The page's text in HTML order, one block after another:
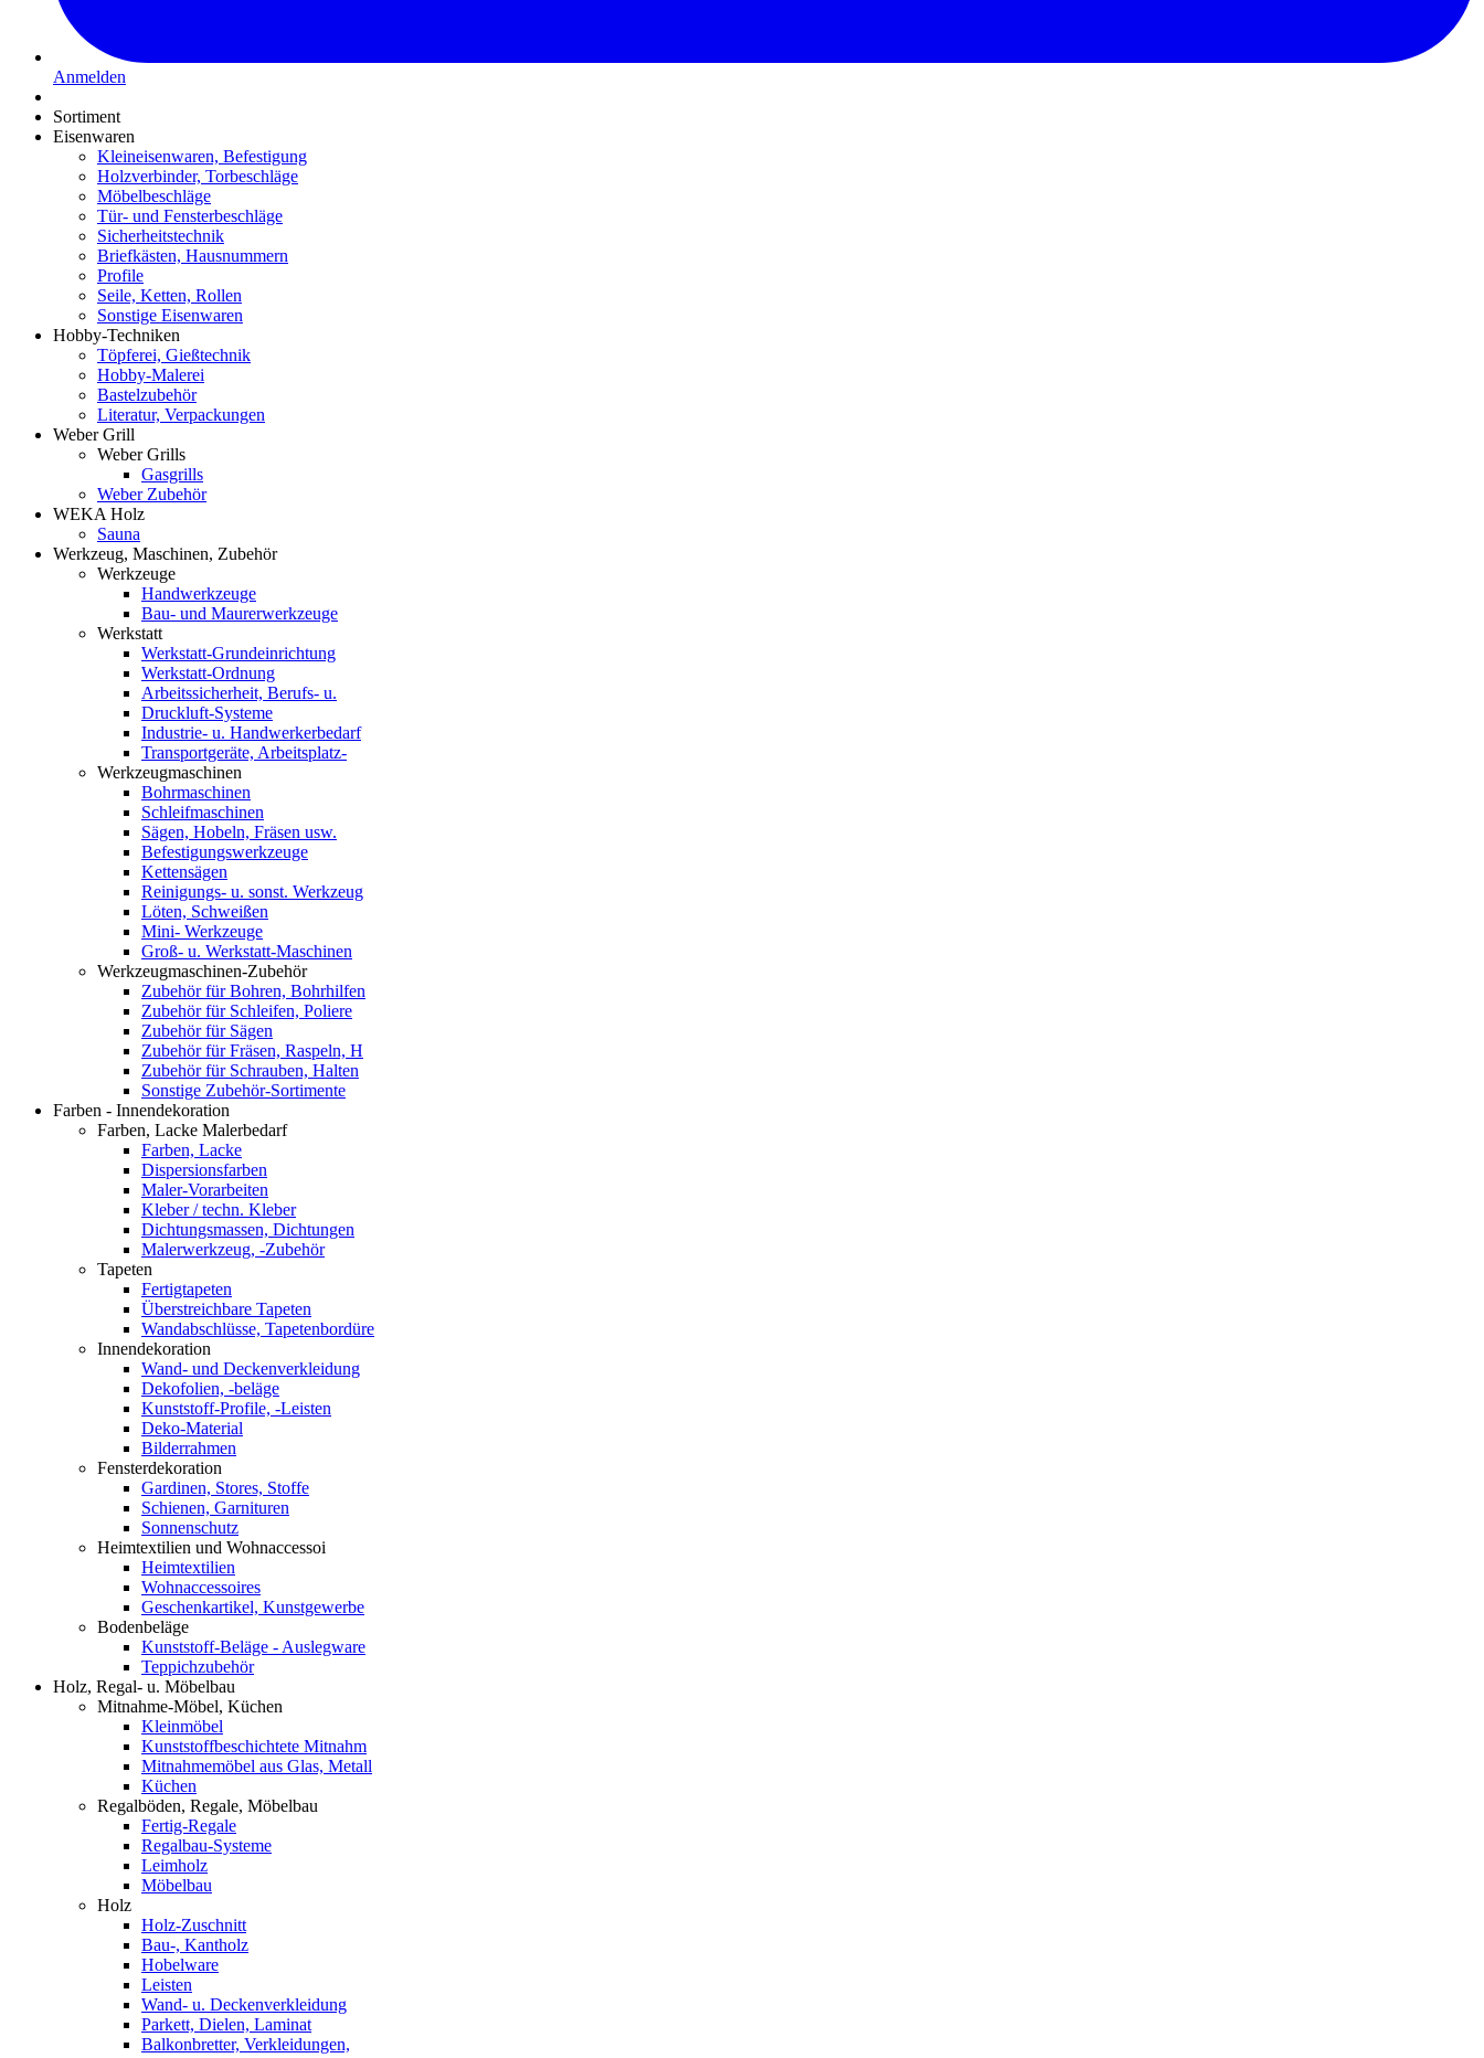
Anmelden
Sortiment
Eisenwaren
Kleineisenwaren, Befestigung
Holzverbinder, Torbeschläge
Möbelbeschläge
Tür- und Fensterbeschläge
Sicherheitstechnik
Briefkästen, Hausnummern
Profile
Seile, Ketten, Rollen
Sonstige Eisenwaren
Hobby-Techniken
Töpferei, Gießtechnik
Hobby-Malerei
Bastelzubehör
Literatur, Verpackungen
Weber Grill
Weber Grills
Gasgrills
Weber Zubehör
WEKA Holz
Sauna
Werkzeug, Maschinen, Zubehör
Werkzeuge
Handwerkzeuge
Bau- und Maurerwerkzeuge
Werkstatt
Werkstatt-Grundeinrichtung
Werkstatt-Ordnung
Arbeitssicherheit, Berufs- u.
Druckluft-Systeme
Industrie- u. Handwerkerbedarf
Transportgeräte, Arbeitsplatz-
Werkzeugmaschinen
Bohrmaschinen
Schleifmaschinen
Sägen, Hobeln, Fräsen usw.
Befestigungswerkzeuge
Kettensägen
Reinigungs- u. sonst. Werkzeug
Löten, Schweißen
Mini- Werkzeuge
Groß- u. Werkstatt-Maschinen
Werkzeugmaschinen-Zubehör
Zubehör für Bohren, Bohrhilfen
Zubehör für Schleifen, Poliere
Zubehör für Sägen
Zubehör für Fräsen, Raspeln, H
Zubehör für Schrauben, Halten
Sonstige Zubehör-Sortimente
Farben - Innendekoration
Farben, Lacke Malerbedarf
Farben, Lacke
Dispersionsfarben
Maler-Vorarbeiten
Kleber / techn. Kleber
Dichtungsmassen, Dichtungen
Malerwerkzeug, -Zubehör
Tapeten
Fertigtapeten
Überstreichbare Tapeten
Wandabschlüsse, Tapetenbordüre
Innendekoration
Wand- und Deckenverkleidung
Dekofolien, -beläge
Kunststoff-Profile, -Leisten
Deko-Material
Bilderrahmen
Fensterdekoration
Gardinen, Stores, Stoffe
Schienen, Garnituren
Sonnenschutz
Heimtextilien und Wohnaccessoi
Heimtextilien
Wohnaccessoires
Geschenkartikel, Kunstgewerbe
Bodenbeläge
Kunststoff-Beläge - Auslegware
Teppichzubehör
Holz, Regal- u. Möbelbau
Mitnahme-Möbel, Küchen
Kleinmöbel
Kunststoffbeschichtete Mitnahm
Mitnahmemöbel aus Glas, Metall
Küchen
Regalböden, Regale, Möbelbau
Fertig-Regale
Regalbau-Systeme
Leimholz
Möbelbau
Holz
Holz-Zuschnitt
Bau-, Kantholz
Hobelware
Leisten
Wand- u. Deckenverkleidung
Parkett, Dielen, Laminat
Balkonbretter, Verkleidungen,